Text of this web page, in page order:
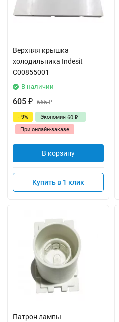
Верхняя крышка
холодильника Indesit
C00855001
В наличии
605 ₽ 665₽
- 9% Экономия 60 ₽
При онлайн-заказе
В корзину
Купить в 1 клик
Патрон лампы